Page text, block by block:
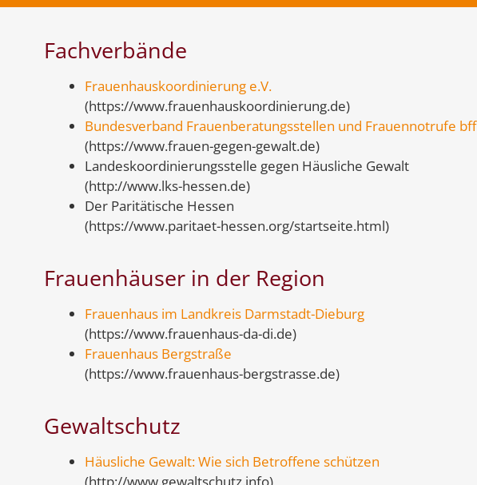
Fachverbände
Frauenhauskoordinierung e.V.
(https://www.frauenhauskoordinierung.de)
Bundesverband Frauenberatungsstellen und Frauennotrufe bff
(https://www.frauen-gegen-gewalt.de)
Landeskoordinierungsstelle gegen Häusliche Gewalt
(http://www.lks-hessen.de)
Der Paritätische Hessen
(https://www.paritaet-hessen.org/startseite.html)
Frauenhäuser in der Region
Frauenhaus im Landkreis Darmstadt-Dieburg
(https://www.frauenhaus-da-di.de)
Frauenhaus Bergstraße
(https://www.frauenhaus-bergstrasse.de)
Gewaltschutz
Häusliche Gewalt: Wie sich Betroffene schützen